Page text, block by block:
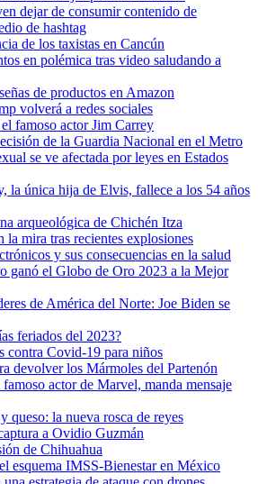
dejar de consumir contenido de
de hashtag
de los taxistas en Cancún
en polémica tras video saludando a
de productos en Amazon
volverá a redes sociales
famoso actor Jim Carrey
de la Guardia Nacional en el Metro
se ve afectada por leyes en Estados
la única hija de Elvis, fallece a los 54 años
arqueológica de Chichén Itza
la mira tras recientes explosiones
y sus consecuencias en la salud
ganó el Globo de Oro 2023 a la Mejor
de América del Norte: Joe Biden se
feriados del 2023?
contra Covid-19 para niños
devolver los Mármoles del Partenón
actor de Marvel, manda mensaje
queso: la nueva rosca de reyes
a Ovidio Guzmán
de Chihuahua
esquema IMSS-Bienestar en México